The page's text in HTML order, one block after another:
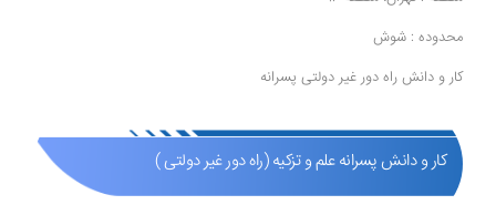
محدوده : شوش
کار و دانش راه دور غیر دولتی پسرانه
کار و دانش پسرانه علم و تزکیه (راه دور غیر دولتی )